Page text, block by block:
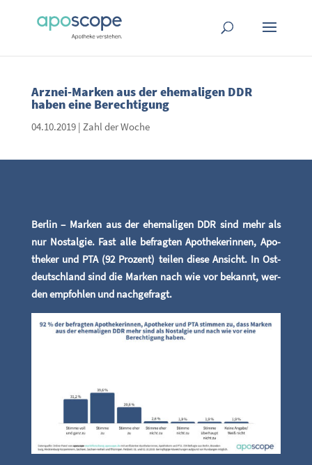
Arz­nei-Mar­ken aus der ehe­ma­li­gen DDR
haben eine Berechtigung
04.10.2019| Zahl der Woche
Ber­lin – Mar­ken aus der ehe­ma­li­gen DDR sind mehr als
nur Nost­al­gie. Fast alle befrag­ten Apo­the­ke­rin­nen, Apo­
the­ker und PTA (92 Pro­zent) tei­len die­se Ansicht. In Ost­
deutsch­land sind die Mar­ken nach wie vor bekannt, wer­
den emp­foh­len und nachgefragt.